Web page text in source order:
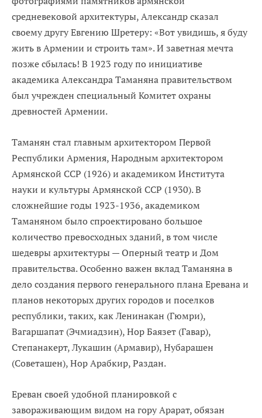
средневековой архитектуры, Александр сказал
своему другу Евгению Шретеру: «Вот увидишь, я буду
жить в Армении и строить там». И заветная мечта
позже сбылась! В 1923 году по инициативе
академика Александра Таманяна правительством
был учрежден специальный Комитет охраны
древностей Армении.
Таманян стал главным архитектором Первой
Республики Армения, Народным архитектором
Армянской ССР (1926) и академиком Института
науки и культуры Армянской ССР (1930). B
сложнейшие годы 1923-1936, академиком
Таманяном было спроектировано большое
количество превосходных зданий, в том числе
шедевры архитектуры — Оперный театр и Дом
правительства. Особенно важен вклад Таманяна в
дело создания первого генерального плана Еревана и
планов некоторых других городов и поселков
республики, таких, как Ленинакан (Гюмри),
Вагаршапат (Эчмиадзин), Нор Баязет (Гавар),
Степанакерт, Лукашин (Армавир), Нубарашен
(Советашен), Нор Арабкир, Раздан.
Ереван своей удобной планировкой с
завораживающим видом на гору Арарат, обязан